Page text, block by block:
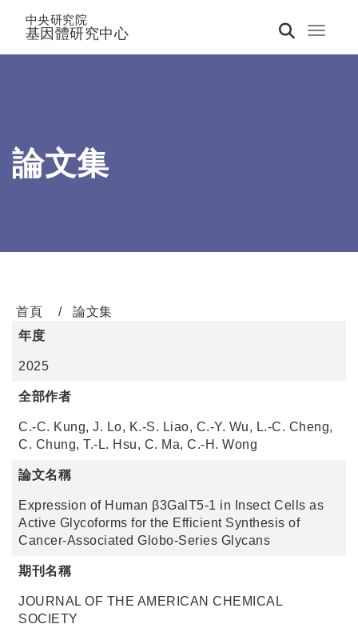
Toggle
中央研究院
基因體研究中心
論文集
首頁
論文集
年度
2025
全部作者
C.-C. Kung, J. Lo, K.-S. Liao, C.-Y. Wu, L.-C. Cheng,
C. Chung, T.-L. Hsu, C. Ma, C.-H. Wong
論文名稱
Expression of Human β3GalT5-1 in Insect Cells as
Active Glycoforms for the Efficient Synthesis of
Cancer-Associated Globo-Series Glycans
期刊名稱
JOURNAL OF THE AMERICAN CHEMICAL
SOCIETY